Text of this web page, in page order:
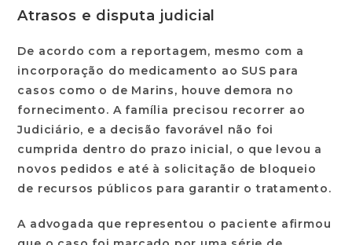
Atrasos e disputa judicial
De acordo com a reportagem, mesmo com a
incorporação do medicamento ao SUS para
casos como o de Marins, houve demora no
fornecimento. A família precisou recorrer ao
Judiciário, e a decisão favorável não foi
cumprida dentro do prazo inicial, o que levou a
novos pedidos e até à solicitação de bloqueio
de recursos públicos para garantir o tratamento.
A advogada que representou o paciente afirmou